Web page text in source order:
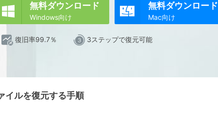
 無料ダウンロード
Windows向け

無料ダウンロード
Mac向け
復旧率99.7％ 3ステップで復元可能
イルを復元する手順